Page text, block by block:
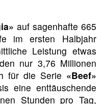
auf sagenhafte 665
im ersten Halbjahr
Leistung etwas
nur 3,76 Millionen
für die Serie «Beef»
eine enttäuschende
Stunden pro Tag,